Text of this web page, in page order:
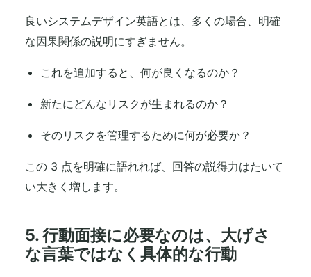
良いシステムデザイン英語とは、多くの場合、明確
な因果関係の説明にすぎません。
これを追加すると、何が良くなるのか？
新たにどんなリスクが生まれるのか？
そのリスクを管理するために何が必要か？
この 3 点を明確に語れれば、回答の説得力はたいて
い大きく増します。
5. 行動面接に必要なのは、大げさ
な言葉ではなく具体的な行動